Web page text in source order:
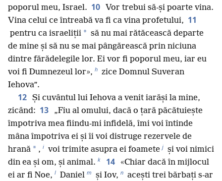
poporul meu, Israel. 10 Vor trebui să-și poarte vina.
Vina celui ce întreabă va fi ca vina profetului, 11
pentru ca israeliții * să nu mai rătăcească departe
de mine și să nu se mai pângărească prin niciuna
dintre fărădelegile lor. Ei vor fi poporul meu, iar eu
voi fi Dumnezeul lor», h zice Domnul Suveran
Iehova”.
12 Și cuvântul lui Iehova a venit iarăși la mine,
zicând: 13
„Fiu al omului, dacă o țară păcătuiește
împotriva mea fiindu-mi infidelă, îmi voi întinde
mâna împotriva ei și îi voi distruge rezervele de
hrană * , i voi trimite asupra ei foamete j și voi nimici
din ea și om, și animal. k 14
«Chiar dacă în mijlocul
ei ar fi Noe, l Daniel m și Iov, n acești trei bărbați s-ar